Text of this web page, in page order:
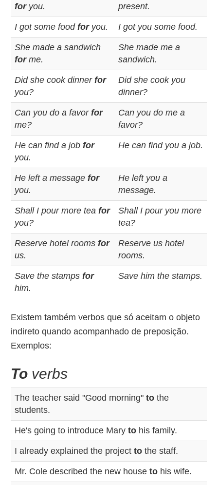
foryou. present.
I got some foodforyou. I got you some food.
She made a sandwich
forme.
She made me a
sandwich.
Did she cook dinnerfor
you?
Did she cook you
dinner?
Can you do a favorfor
me?
Can you do me a
favor?
He can find a jobfor
you.
He can find you a job.
He left a messagefor
you.
He left you a
message.
Shall I pour more teafor
you?
Shall I pour you more
tea?
Reserve hotel roomsfor
us.
Reserve us hotel
rooms.
Save the stampsfor
him.
Save him the stamps.
Existem também verbos que só aceitam o objeto
indireto quando acompanhado de preposição.
Exemplos:
To verbs
The teacher said "Good morning"to the
students.
He's going to introduce Maryto his family.
I already explained the projectto the staff.
Mr. Cole described the new houseto his wife.